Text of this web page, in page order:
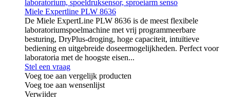
Miele Expertline PLW 8636
De Miele ExpertLine PLW 8636 is de meest flexibele
laboratoriumspoelmachine met vrij programmeerbare
besturing, DryPlus-droging, hoge capaciteit, intuïtieve
bediening en uitgebreide doseermogelijkheden. Perfect voor
laboratoria met de hoogste eisen...
Stel een vraag
Voeg toe aan vergelijk producten
Voeg toe aan wensenlijst
Verwijder